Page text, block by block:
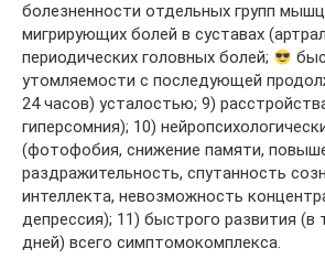
болезненности отдельных групп
мигрирующих болей в суставах
периодических головных болей;
утомляемости с последующей
24 часов) усталостью; 9)
гиперсомния); 10)
(фотофобия, снижение памяти,
раздражительность, спутанность
интеллекта, невозможность
депрессия); 11) быстрого развития (в
дней) всего симптомокомплекса.